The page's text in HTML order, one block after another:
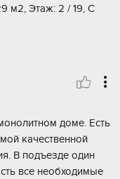
м2, Этаж: 2 / 19, С
доме. Есть
качественной
В подъезде один
все необходимые